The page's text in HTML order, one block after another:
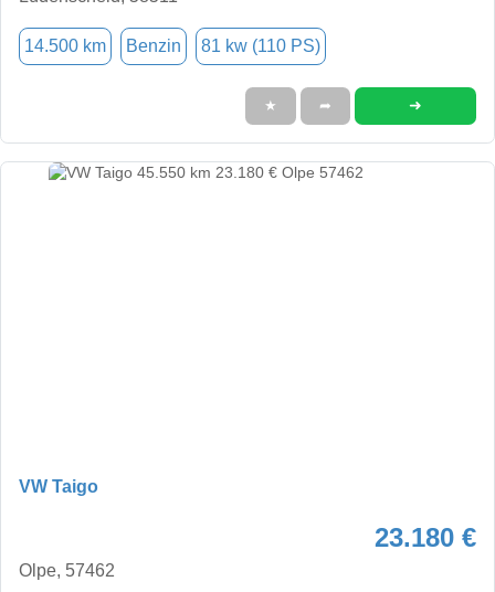
14.500 km Benzin 81 kw (110 PS)
★ ➦ ➜
VW Taigo
23.180 €
Olpe, 57462